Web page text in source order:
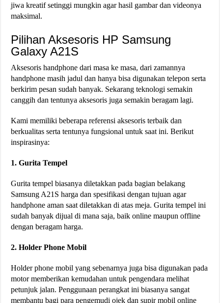
jiwa kreatif setinggi mungkin agar hasil gambar dan videonya
maksimal.
Pilihan Aksesoris HP Samsung
Galaxy A21S
Aksesoris handphone dari masa ke masa, dari zamannya
handphone masih jadul dan hanya bisa digunakan telepon serta
berkirim pesan sudah banyak. Sekarang teknologi semakin
canggih dan tentunya aksesoris juga semakin beragam lagi.
Kami memiliki beberapa referensi aksesoris terbaik dan
berkualitas serta tentunya fungsional untuk saat ini. Berikut
inspirasinya:
1. Gurita Tempel
Gurita tempel biasanya diletakkan pada bagian belakang
Samsung A21S harga dan spesifikasi dengan tujuan agar
handphone aman saat diletakkan di atas meja. Gurita tempel ini
sudah banyak dijual di mana saja, baik online maupun offline
dengan beragam harga.
2. Holder Phone Mobil
Holder phone mobil yang sebenarnya juga bisa digunakan pada
motor memberikan kemudahan untuk pengendara melihat
petunjuk jalan. Penggunaan perangkat ini biasanya sangat
membantu bagi para pengemudi ojek dan supir mobil online